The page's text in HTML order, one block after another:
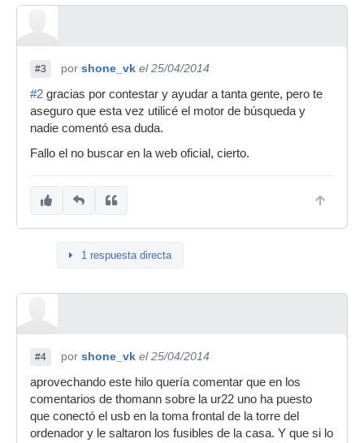
#3 por shone_vk el 25/04/2014
#2 gracias por contestar y ayudar a tanta gente, pero te
aseguro que esta vez utilicé el motor de búsqueda y
nadie comentó esa duda.
Fallo el no buscar en la web oficial, cierto.
1 respuesta directa
#4 por shone_vk el 25/04/2014
aprovechando este hilo quería comentar que en los
comentarios de thomann sobre la ur22 uno ha puesto
que conectó el usb en la toma frontal de la torre del
ordenador y le saltaron los fusibles de la casa. Y que si lo